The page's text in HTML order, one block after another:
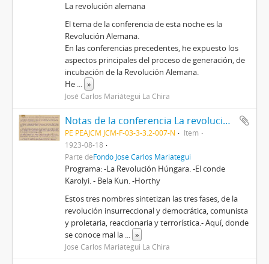
La revolución alemana
El tema de la conferencia de esta noche es la
Revolución Alemana.
En las conferencias precedentes, he expuesto los
aspectos principales del proceso de generación, de
incubación de la Revolución Alemana.
He ... »
José Carlos Mariátegui La Chira
Notas de la conferencia La revolución hungara
PE PEAJCM JCM-F-03-3-3.2-007-N
Item
1923-08-18
Parte deFondo José Carlos Mariátegui
Programa: -La Revolución Húngara. -El conde
Karolyi. - Bela Kun. -Horthy
Estos tres nombres sintetizan las tres fases, de la
revolución insurreccional y democrática, comunista
y proletaria, reaccionaria y terrorística.- Aquí, donde
se conoce mal la ... »
José Carlos Mariátegui La Chira